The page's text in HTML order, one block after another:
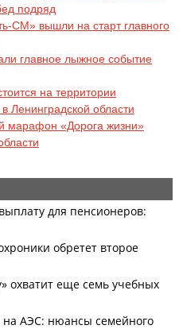
подряд
СМ» вышли на старт главного
главное лыжное событие
на территории
Ленинградской области
марафон «Дорога жизни»